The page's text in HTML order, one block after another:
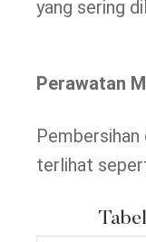
yang sering
Perawatan
terlihat